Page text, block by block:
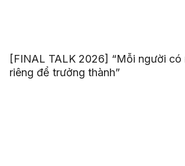
[FINAL TALK 2026] “Mỗi người có
riêng để trưởng thành”